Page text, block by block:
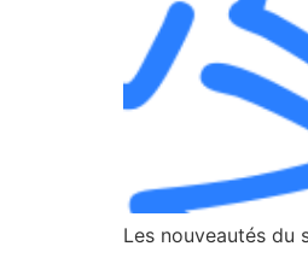
Les nouveautés du